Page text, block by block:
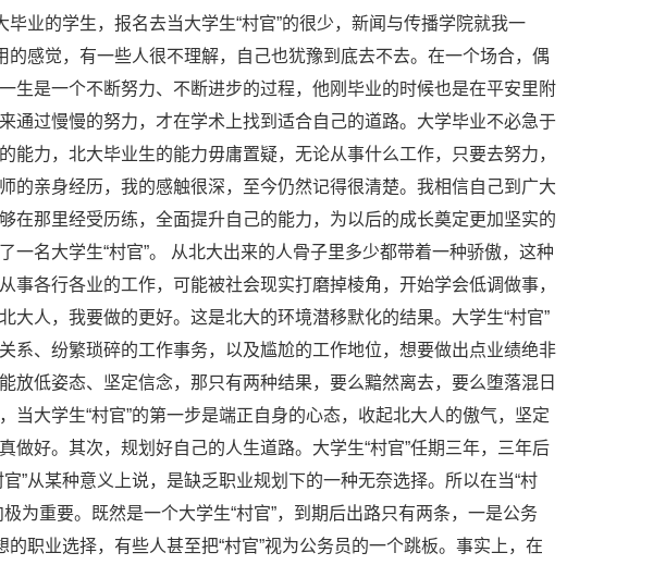
业的学生，报名去当大学生“村官”的很少，新闻与传播学院就我一
的感觉，有一些人很不理解，自己也犹豫到底去不去。在一个场合，偶
生是一个不断努力、不断进步的过程，他刚毕业的时候也是在平安里附
通过慢慢的努力，才在学术上找到适合自己的道路。大学毕业不必急于
能力，北大毕业生的能力毋庸置疑，无论从事什么工作，只要去努力，
的亲身经历，我的感触很深，至今仍然记得很清楚。我相信自己到广大
在那里经受历练，全面提升自己的能力，为以后的成长奠定更加坚实的
一名大学生“村官”。 从北大出来的人骨子里多少都带着一种骄傲，这种
事各行各业的工作，可能被社会现实打磨掉棱角，开始学会低调做事，
大人，我要做的更好。这是北大的环境潜移默化的结果。大学生“村官”
系、纷繁琐碎的工作事务，以及尴尬的工作地位，想要做出点业绩绝非
放低姿态、坚定信念，那只有两种结果，要么黯然离去，要么堕落混日
当大学生“村官”的第一步是端正自身的心态，收起北大人的傲气，坚定
做好。其次，规划好自己的人生道路。大学生“村官”任期三年，三年后
”从某种意义上说，是缺乏职业规划下的一种无奈选择。所以在当“村
为重要。既然是一个大学生“村官”，到期后出路只有两条，一是公务
的职业选择，有些人甚至把“村官”视为公务员的一个跳板。事实上，在